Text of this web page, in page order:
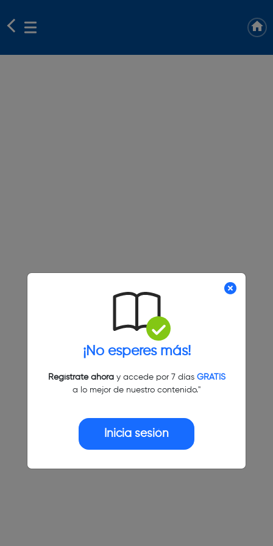
¡No esperes más!
Regístrate ahoray accede por 7 días GRATIS
a lo mejor de nuestro contenido."
Inicia sesión